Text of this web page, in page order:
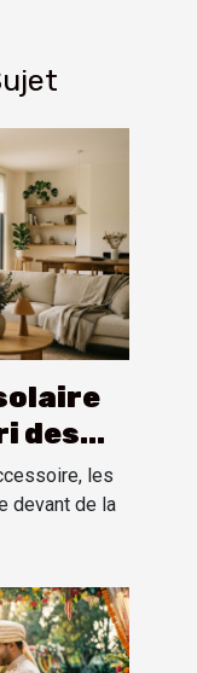
des
les
devant de la